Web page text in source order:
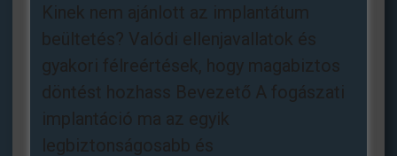
Kinek nem ajánlott az implantátum
beültetés? Valódi ellenjavallatok és
gyakori félreértések, hogy magabiztos
döntést hozhass Bevezető A fogászati
implantáció ma az egyik
legbiztonságosabb és